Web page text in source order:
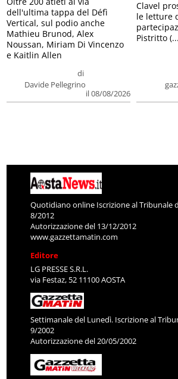
di
Davide Pellegrino
il 08/08/2026
dell'ultima tappa del Défì
Vertical, sul podio anche
Mathieu Brunod, Alex
Noussan, Miriam Di Vincenzo
e Kaitlin Allen
Clavel
le letture
Pistritto (...
Quotidiano online Iscrizione al Tribunale
8/2012
Autorizzazione del 13/12/2012
www.gazzettamatin.com
Editore
LG PRESSE S.R.L.
via Festaz, 52 11100 AOSTA
Settimanale del Lunedì. Iscrizione al
9/2002
Autorizzazione del 20/05/2002